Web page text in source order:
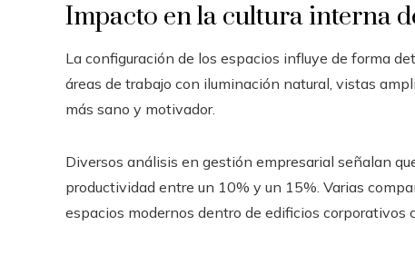
Impacto en la cultura interna
La configuración de los espacios influye de forma
áreas de trabajo con iluminación natural, vistas
más sano y motivador.
Diversos análisis en gestión empresarial señalan
productividad entre un 10% y un 15%. Varias
espacios modernos dentro de edificios corporativos